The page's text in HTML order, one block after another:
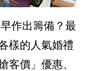
作出籌備？最
樣的人氣婚禮
客價」優惠、